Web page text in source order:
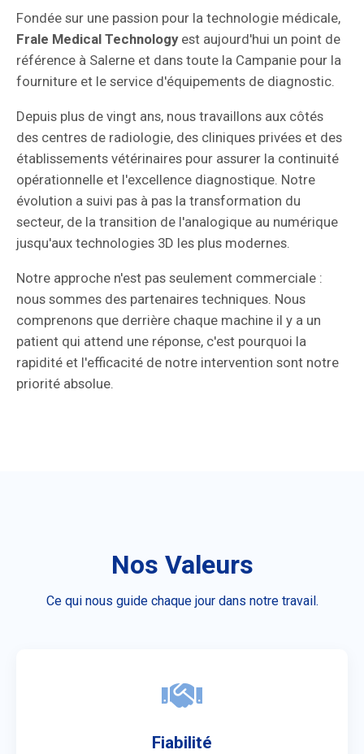
Fondée sur une passion pour la technologie médicale,
Frale Medical Technologyest aujourd'hui un point de
référence à Salerne et dans toute la Campanie pour la
fourniture et le service d'équipements de diagnostic.
Depuis plus de vingt ans, nous travaillons aux côtés
des centres de radiologie, des cliniques privées et des
établissements vétérinaires pour assurer la continuité
opérationnelle et l'excellence diagnostique. Notre
évolution a suivi pas à pas la transformation du
secteur, de la transition de l'analogique au numérique
jusqu'aux technologies 3D les plus modernes.
Notre approche n'est pas seulement commerciale :
nous sommes des partenaires techniques. Nous
comprenons que derrière chaque machine il y a un
patient qui attend une réponse, c'est pourquoi la
rapidité et l'efficacité de notre intervention sont notre
priorité absolue.
Nos Valeurs
Ce qui nous guide chaque jour dans notre travail.
Fiabilité